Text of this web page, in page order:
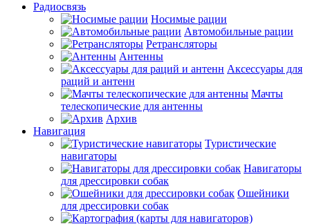
Радиосвязь
Носимые рации
Автомобильные рации
Ретрансляторы
Антенны
Аксессуары для
раций и антенн
Мачты
телескопические для антенны
Архив
Навигация
Туристические
навигаторы
Навигаторы
для дрессировки собак
Ошейники
для дрессировки собак